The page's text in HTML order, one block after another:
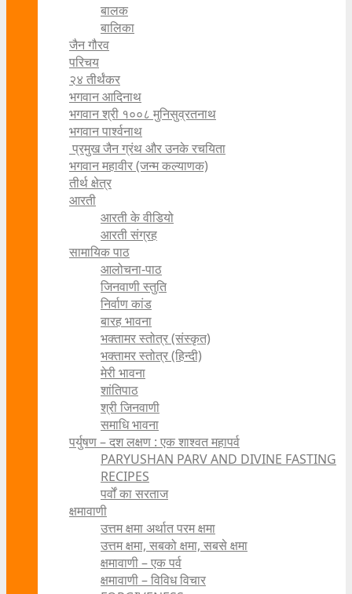
बालक
बालिका
जैन गौरव
परिचय
२४ तीर्थंकर
भगवान आदिनाथ
भगवान श्री १००८ मुनिसुव्रतनाथ
भगवान पार्श्वनाथ
प्रमुख जैन ग्रंथ और उनके रचयिता
भगवान महावीर (जन्म कल्याणक)
तीर्थ क्षेत्र
आरती
आरती के वीडियो
आरती संग्रह
सामायिक पाठ
आलोचना-पाठ
जिनवाणी स्तुति
निर्वाण कांड
बारह भावना
भक्तामर स्तोत्र (संस्कृत)
भक्तामर स्तोत्र (हिन्दी)
मेरी भावना
शांतिपाठ
श्री जिनवाणी
समाधि भावना
पर्युषण – दश लक्षण : एक शाश्वत महापर्व
PARYUSHAN PARV AND DIVINE FASTING
RECIPES
पर्वों का सरताज
क्षमावाणी
उत्तम क्षमा अर्थात परम क्षमा
उत्तम क्षमा, सबको क्षमा, सबसे क्षमा
क्षमावाणी – एक पर्व
क्षमावाणी – विविध विचार